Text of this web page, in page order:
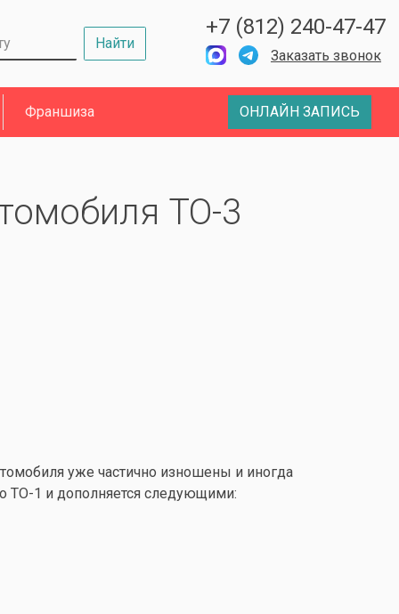
Найти
+7 (812) 240-47-47
Заказать звонок
Франшиза ОНЛАЙН ЗАПИСЬ
ТО-3
уже частично изношены и иногда
ТО-1 и дополняется следующими: